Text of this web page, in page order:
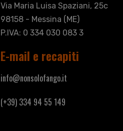
Via Maria Luisa Spaziani, 25c
98158 - Messina (ME)
P.IVA: 0 334 030 083 3
E-mail e recapiti
info@nonsolofango.it
(+39) 334 94 55 149